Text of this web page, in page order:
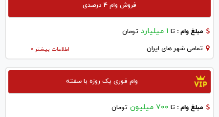
فروش وام 4 درصدی
مبلغ وام : تا 1 میلیارد تومان
اطلاعات بیشتر > تمامی شهر های ایران
وام فوری یک روزه با سفته
مبلغ وام : تا 700 میلیون تومان